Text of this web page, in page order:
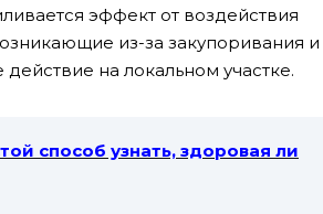
эффект от воздействия
из-за закупоривания и
на локальном участке.
способ узнать, здоровая ли